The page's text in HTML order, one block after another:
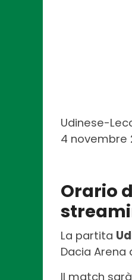
Udinese-
4 novembre
Orario
La partita
Dacia Arena
Il match